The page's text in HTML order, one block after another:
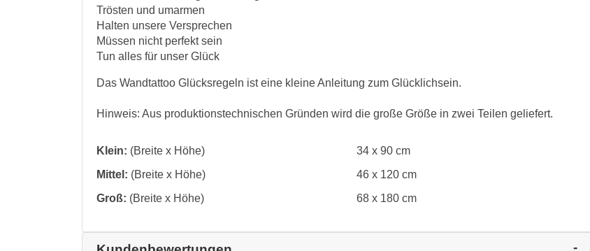
Trösten und umarmen
Halten unsere Versprechen
Müssen nicht perfekt sein
Tun alles für unser Glück
Das Wandtattoo Glücksregeln ist eine kleine Anleitung zum Glücklichsein.
Hinweis: Aus produktionstechnischen Gründen wird die große Größe in zwei Teilen geliefert.
Klein: (Breite x Höhe)
34 x 90 cm
Mittel: (Breite x Höhe)
46 x 120 cm
Groß: (Breite x Höhe) 68 x 180 cm